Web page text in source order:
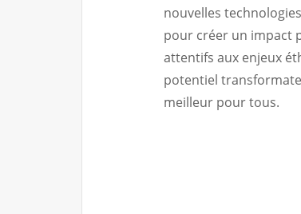
nouvelles
pour créer un impact
attentifs aux enjeux
potentiel
meilleur pour tous.